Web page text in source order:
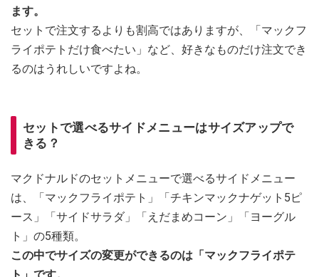
ます。
セットで注文するよりも割高ではありますが、「マックフ
ライポテトだけ食べたい」など、好きなものだけ注文でき
るのはうれしいですよね。
セットで選べるサイドメニューはサイズアップで
きる？
マクドナルドのセットメニューで選べるサイドメニュー
は、「マックフライポテト」「チキンマックナゲット5ピ
ース」「サイドサラダ」「えだまめコーン」「ヨーグル
ト」の5種類。
この中でサイズの変更ができるのは「マックフライポテ